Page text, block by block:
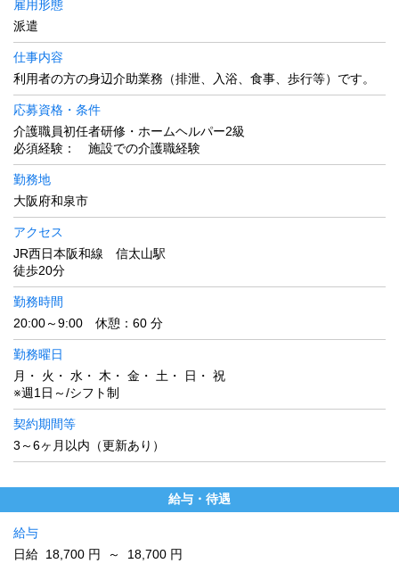
雇用形態
派遣
仕事内容
利用者の方の身辺介助業務（排泄、入浴、食事、歩行等）です。
応募資格・条件
介護職員初任者研修・ホームヘルパー2級
必須経験： 施設での介護職経験
勤務地
大阪府和泉市
アクセス
JR西日本阪和線 信太山駅
徒歩20分
勤務時間
20:00～9:00 休憩：60 分
勤務曜日
月・ 火・ 水・ 木・ 金・ 土・ 日・ 祝
※週1日～/シフト制
契約期間等
3～6ヶ月以内（更新あり）
給与・待遇
給与
日給 18,700 円 ～ 18,700 円